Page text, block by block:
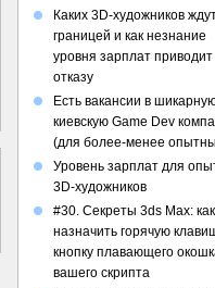
Каких 3D-художников
границей и как незнание
уровня зарплат приводит
отказу
Есть вакансии в
киевскую Game Dev
(для более-менее
Уровень зарплат для
3D-художников
#30. Секреты 3ds Max: как
назначить горячую
кнопку плавающего
вашего скрипта